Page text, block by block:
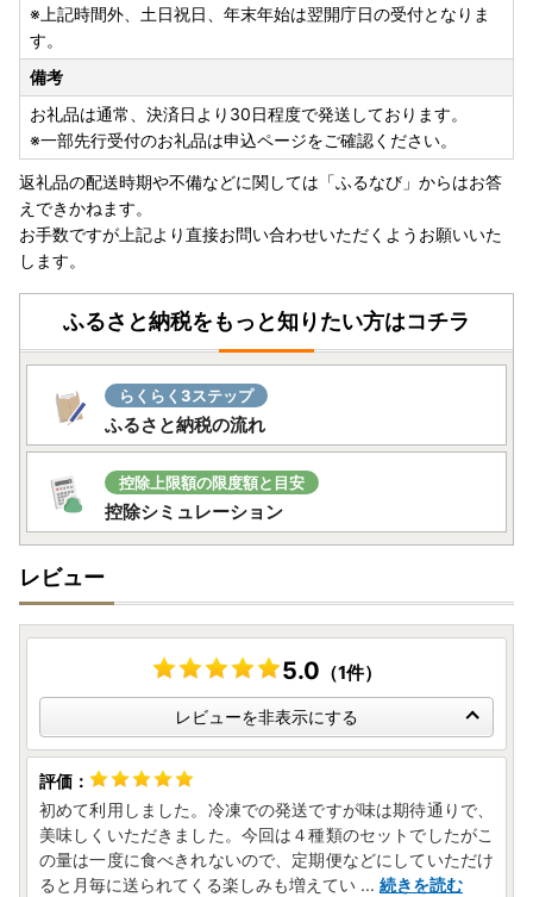
※上記時間外、土日祝日、年末年始は翌開庁日の受付となりま
す。
備考
お礼品は通常、決済日より30日程度で発送しております。
※一部先行受付のお礼品は申込ページをご確認ください。
返礼品の配送時期や不備などに関しては「ふるなび」からはお答
えできかねます。
お手数ですが上記より直接お問い合わせいただくようお願いいた
します。
ふるさと納税をもっと知りたい方はコチラ
らくらく3ステップ
ふるさと納税の流れ
控除上限額の限度額と目安
控除シミュレーション
レビュー
5.0 （1件）
レビューを非表示にする
初めて利用しました。冷凍での発送ですが味は期待通りで、
美味しくいただきました。今回は４種類のセットでしたがこ
の量は一度に食べきれないので、定期便などにしていただけ
ると月毎に送られてくる楽しみも増えてい ... 続きを読む